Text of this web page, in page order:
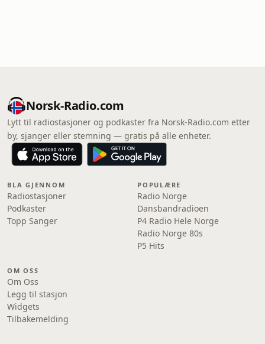
Norsk-Radio.com
Lytt til radiostasjoner og podkaster fra Norsk-Radio.com etter
by, sjanger eller stemning — gratis på alle enheter.
BLA GJENNOM
Radiostasjoner
Podkaster
Topp Sanger
POPULÆRE
Radio Norge
Dansbandradioen
P4 Radio Hele Norge
Radio Norge 80s
P5 Hits
OM OSS
Om Oss
Legg til stasjon
Widgets
Tilbakemelding